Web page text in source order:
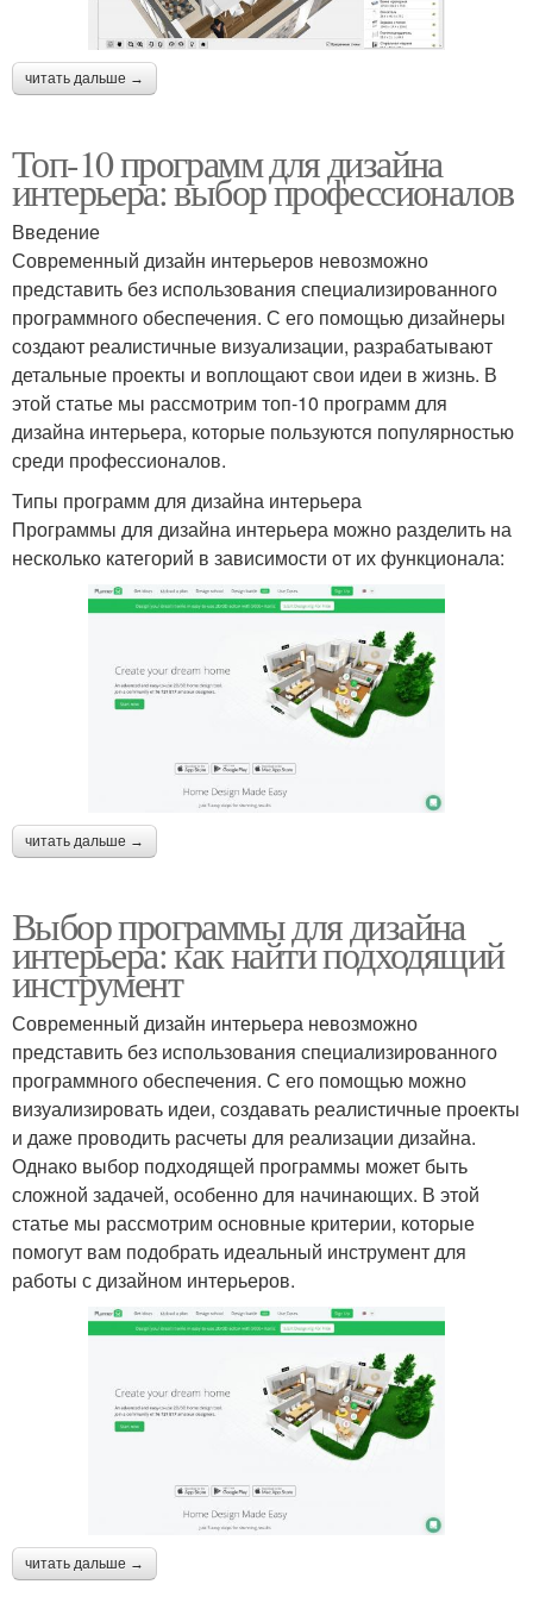
читать дальше →
Топ-10 программ для дизайна
интерьера: выбор профессионалов
Введение
Современный дизайн интерьеров невозможно
представить без использования специализированного
программного обеспечения. С его помощью дизайнеры
создают реалистичные визуализации, разрабатывают
детальные проекты и воплощают свои идеи в жизнь. В
этой статье мы рассмотрим топ-10 программ для
дизайна интерьера, которые пользуются популярностью
среди профессионалов.
Типы программ для дизайна интерьера
Программы для дизайна интерьера можно разделить на
несколько категорий в зависимости от их функционала:
читать дальше →
Выбор программы для дизайна
интерьера: как найти подходящий
инструмент
Современный дизайн интерьера невозможно
представить без использования специализированного
программного обеспечения. С его помощью можно
визуализировать идеи, создавать реалистичные проекты
и даже проводить расчеты для реализации дизайна.
Однако выбор подходящей программы может быть
сложной задачей, особенно для начинающих. В этой
статье мы рассмотрим основные критерии, которые
помогут вам подобрать идеальный инструмент для
работы с дизайном интерьеров.
читать дальше →